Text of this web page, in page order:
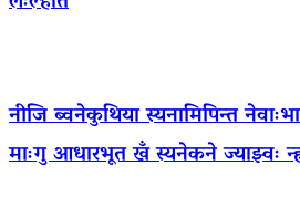
नीजि ब्वनेकुथिया स्यनामिपिन्त
माःगु आधारभूत खँ स्यनेकने ज्याझ्वः